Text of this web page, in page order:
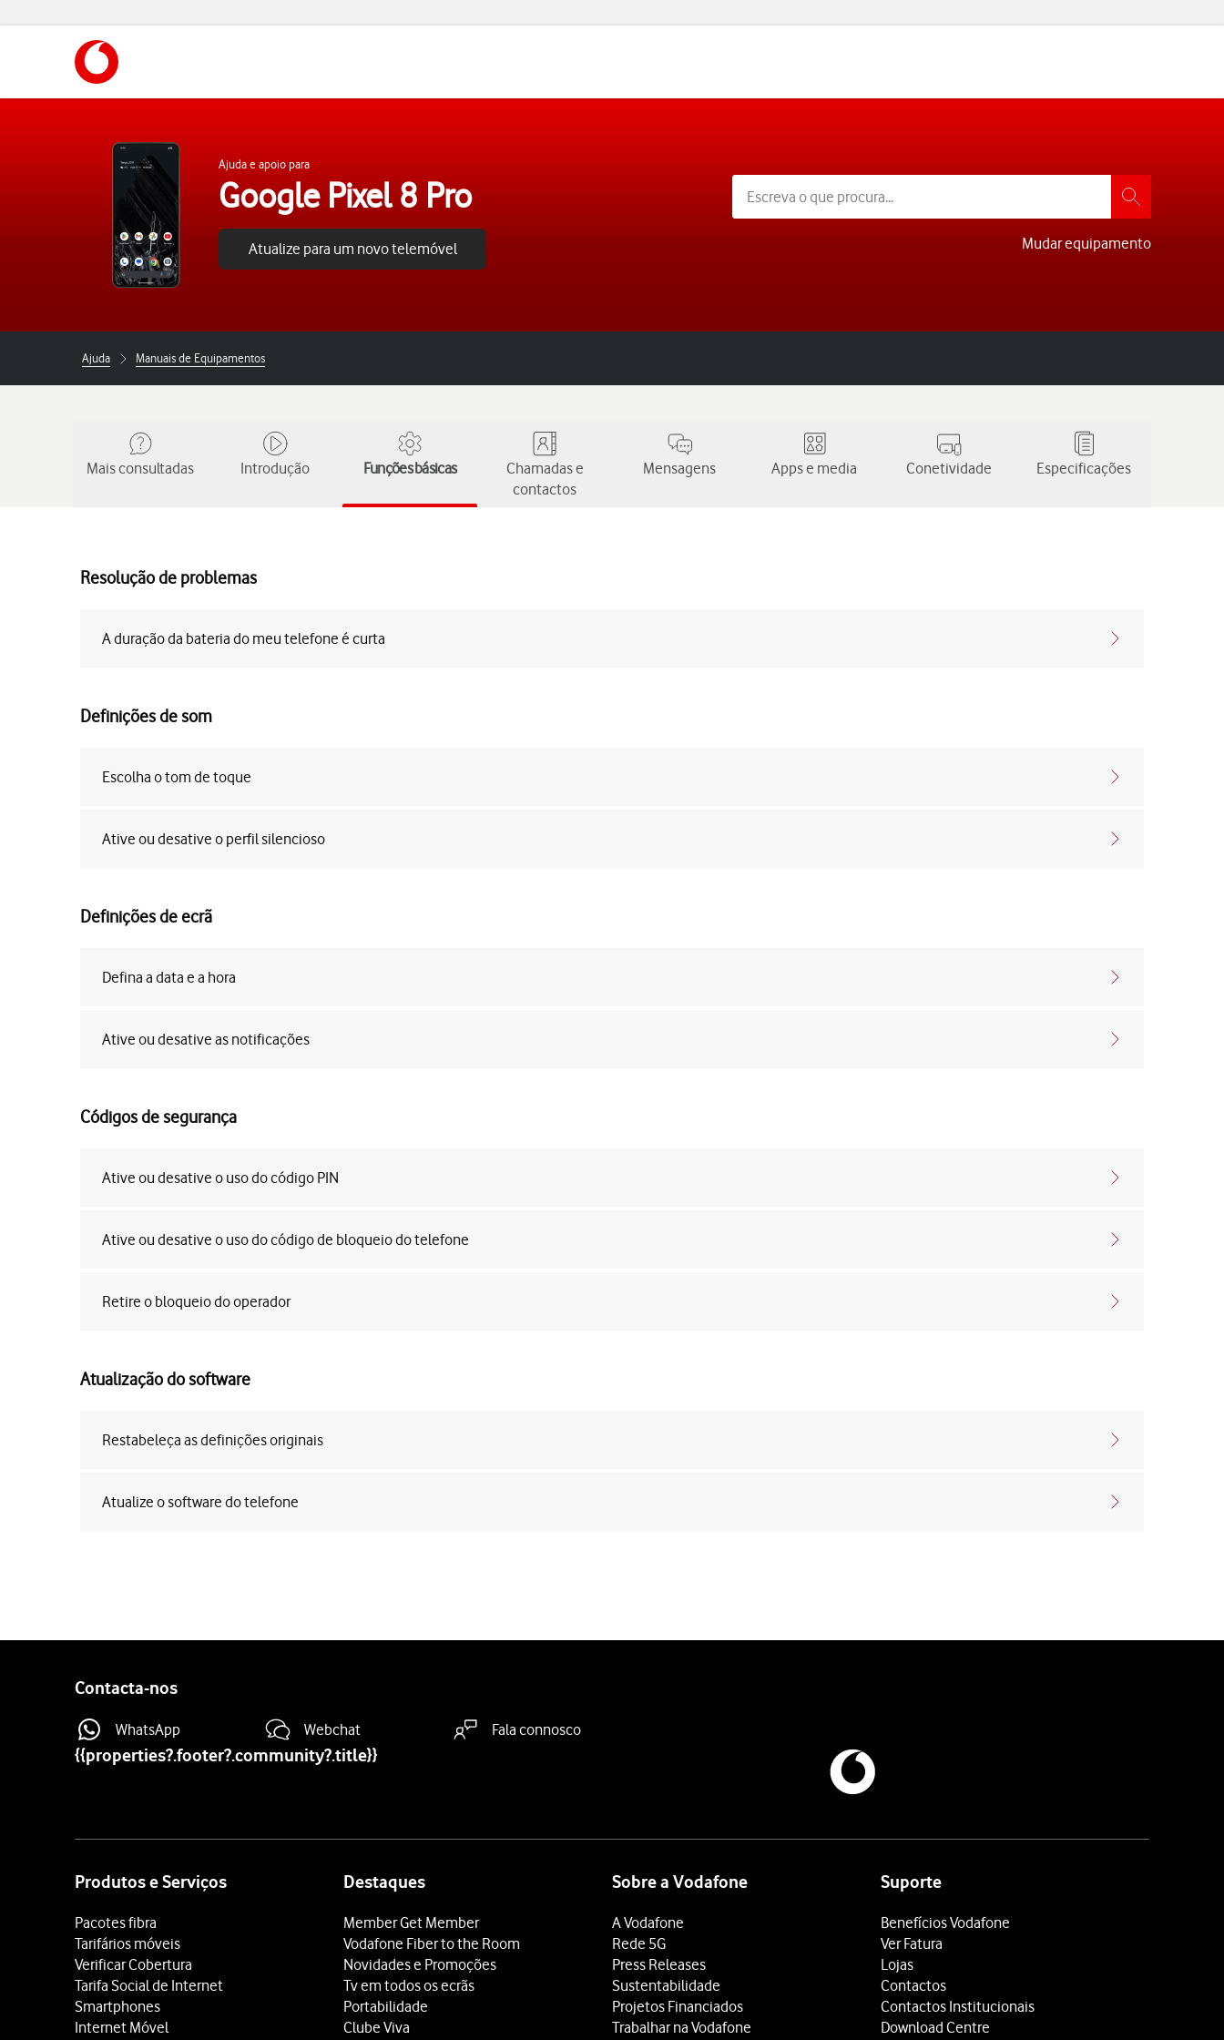
Ajuda e apoio para
Google Pixel 8 Pro
Atualize para um novo telemóvel Mudar equipamento
Ajuda Manuais de Equipamentos
Mais consultadas Introdução Funções básicas
Chamadas e
contactos
Mensagens Apps e media Conetividade Especificações
Resolução de problemas
A duração da bateria do meu telefone é curta
Definições de som
Escolha o tom de toque
Ative ou desative o perfil silencioso
Definições de ecrã
Defina a data e a hora
Ative ou desative as notificações
Códigos de segurança
Ative ou desative o uso do código PIN
Ative ou desative o uso do código de bloqueio do telefone
Retire o bloqueio do operador
Atualização do software
Restabeleça as definições originais
Atualize o software do telefone
Contacta-nos
WhatsApp Webchat Fala connosco
{{properties?.footer?.community?.title}}
Produtos e Serviços
Pacotes fibra
Tarifários móveis
Verificar Cobertura
Tarifa Social de Internet
Smartphones
Internet Móvel
Destaques
Member Get Member
Vodafone Fiber to the Room
Novidades e Promoções
Tv em todos os ecrãs
Portabilidade
Clube Viva
Sobre a Vodafone
A Vodafone
Rede 5G
Press Releases
Sustentabilidade
Projetos Financiados
Trabalhar na Vodafone
Suporte
Benefícios Vodafone
Ver Fatura
Lojas
Contactos
Contactos Institucionais
Download Centre